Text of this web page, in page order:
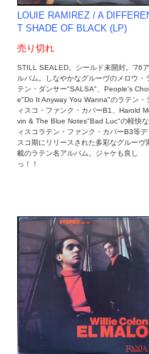
LOUIE RAMIREZ / A
T SHADE OF BLACK (LP)
売り切れ
STILL SEALED。シールド未開封。'76ア
ルバム。しなやかなグルーヴのメロウ・
テン・ダンサー"SALSA"、People's
e"Do It Anyway You Wanna"のラテン・
ィスコ・ファンク・カバーB1、Harold
vin & The Blue Notes"Bad Luc"の軽快
ィスコラテン・ファンク・カバーB3等デ
スコ期にリリースされた多彩なグルーヴ
載のラテン名アルバム。ジャケも良し
っ！！